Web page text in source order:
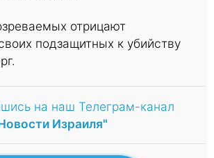
отрицают
подзащитных к убийству
на наш Телеграм-канал
Израиля"